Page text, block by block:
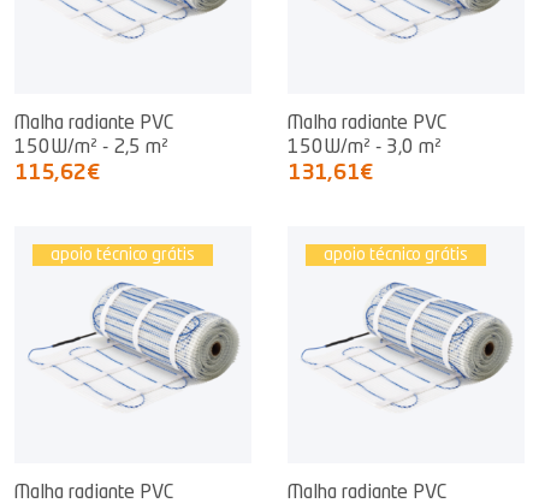
Malha radiante PVC
150W/m² - 2,5 m²
115,62€
Malha radiante PVC
150W/m² - 3,0 m²
131,61€
apoio técnico grátis
Malha radiante PVC
apoio técnico grátis
Malha radiante PVC